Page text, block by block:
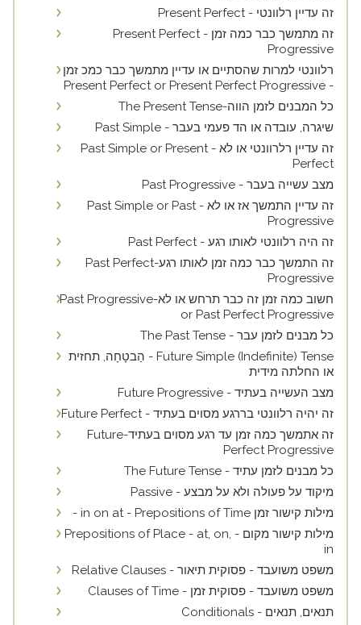
זה עדיין רלוונטי - Present Perfect
זה מתמשך כבר כמה זמן - Present Perfect
Progressive
רלוונטי למרות שהסתיים או עדיין מתמשך כבר כמכ זמן
- Present Perfect or Present Perfect Progressive
כל המבנים לזמן הווה-The Present Tense
שיגרה, עובדה או הד פעמי בעבר - Past Simple
זה עדיין רלרוונטי או לא - Past Simple or Present
Perfect
מצב עשייה בעבר - Past Progressive
זה עדיין התמשך אז או לא - Past Simple or Past
Progressive
זה היה רלוונטי לאותו רגע - Past Perfect
זה התמשך כבר כמה זמן לאותו רגע-Past Perfect
Progressive
חשוב כמה זמן זה כבר תרחש או לא-Past Progressive
or Past Perfect Progressive
כל מבנים לזמן עבר - The Past Tense
Future Simple (Indefinite) Tense - הַבטָחָה, תחזית
או החלתה מידית
מצב העשייה בעתיד - Future Progressive
זה יהיה רלוונטי בררגע מסוים בעתיד - Future Perfect
זה אתמשך כמה זמן עד רגע מסוים בעתיד-Future
Perfect Progressive
כל מבנים לזמן עתיד - The Future Tense
מיקוד על פעולה ולא על מבצע - Passive
מילות קישור זמן in on at - Prepositions of Time -
מילות קישור מקום - Prepositions of Place - at, on,
in
משפט משועבד - פסוקית תיאור - Relative Clauses
משפט משועבד - פסוקית זמן - Clauses of Time
תנאים, תנאים - Conditionals